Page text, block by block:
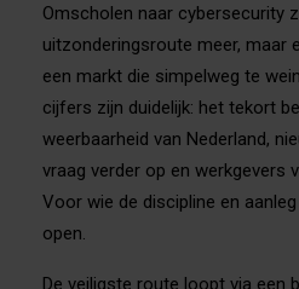
Omscholen naar cybersecurity
uitzonderingsroute meer, maar
een markt die simpelweg te
cijfers zijn duidelijk: het tekort
weerbaarheid van Nederland,
vraag verder op en werkgevers
Voor wie de discipline en
open.
De veiligste route loopt via een